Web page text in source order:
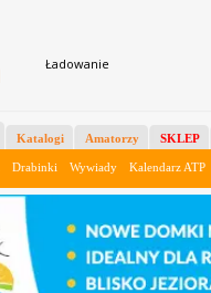
Ładowanie
Drabinki Wywiady Kalendarz ATP
Katalogi Amatorzy SKLEP